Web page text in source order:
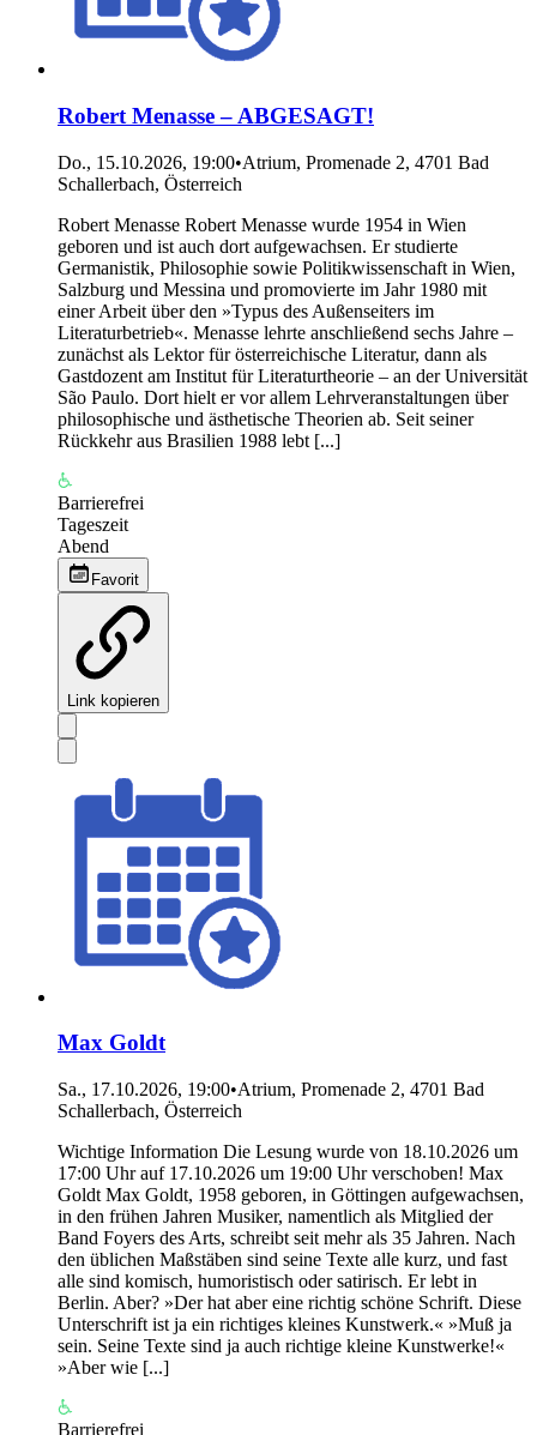
Robert Menasse – ABGESAGT!
Do., 15.10.2026, 19:00•Atrium, Promenade 2, 4701 Bad
Schallerbach, Österreich
Robert Menasse Robert Menasse wurde 1954 in Wien
geboren und ist auch dort aufgewachsen. Er studierte
Germanistik, Philosophie sowie Politikwissenschaft in Wien,
Salzburg und Messina und promovierte im Jahr 1980 mit
einer Arbeit über den »Typus des Außenseiters im
Literaturbetrieb«. Menasse lehrte anschließend sechs Jahre –
zunächst als Lektor für österreichische Literatur, dann als
Gastdozent am Institut für Literaturtheorie – an der Universität
São Paulo. Dort hielt er vor allem Lehrveranstaltungen über
philosophische und ästhetische Theorien ab. Seit seiner
Rückkehr aus Brasilien 1988 lebt [...]
Barrierefrei
Tageszeit
Abend
Favorit
Link kopieren
Max Goldt
Sa., 17.10.2026, 19:00•Atrium, Promenade 2, 4701 Bad
Schallerbach, Österreich
Wichtige Information Die Lesung wurde von 18.10.2026 um
17:00 Uhr auf 17.10.2026 um 19:00 Uhr verschoben! Max
Goldt Max Goldt, 1958 geboren, in Göttingen aufgewachsen,
in den frühen Jahren Musiker, namentlich als Mitglied der
Band Foyers des Arts, schreibt seit mehr als 35 Jahren. Nach
den üblichen Maßstäben sind seine Texte alle kurz, und fast
alle sind komisch, humoristisch oder satirisch. Er lebt in
Berlin. Aber? »Der hat aber eine richtig schöne Schrift. Diese
Unterschrift ist ja ein richtiges kleines Kunstwerk.« »Muß ja
sein. Seine Texte sind ja auch richtige kleine Kunstwerke!«
»Aber wie [...]
Barrierefrei